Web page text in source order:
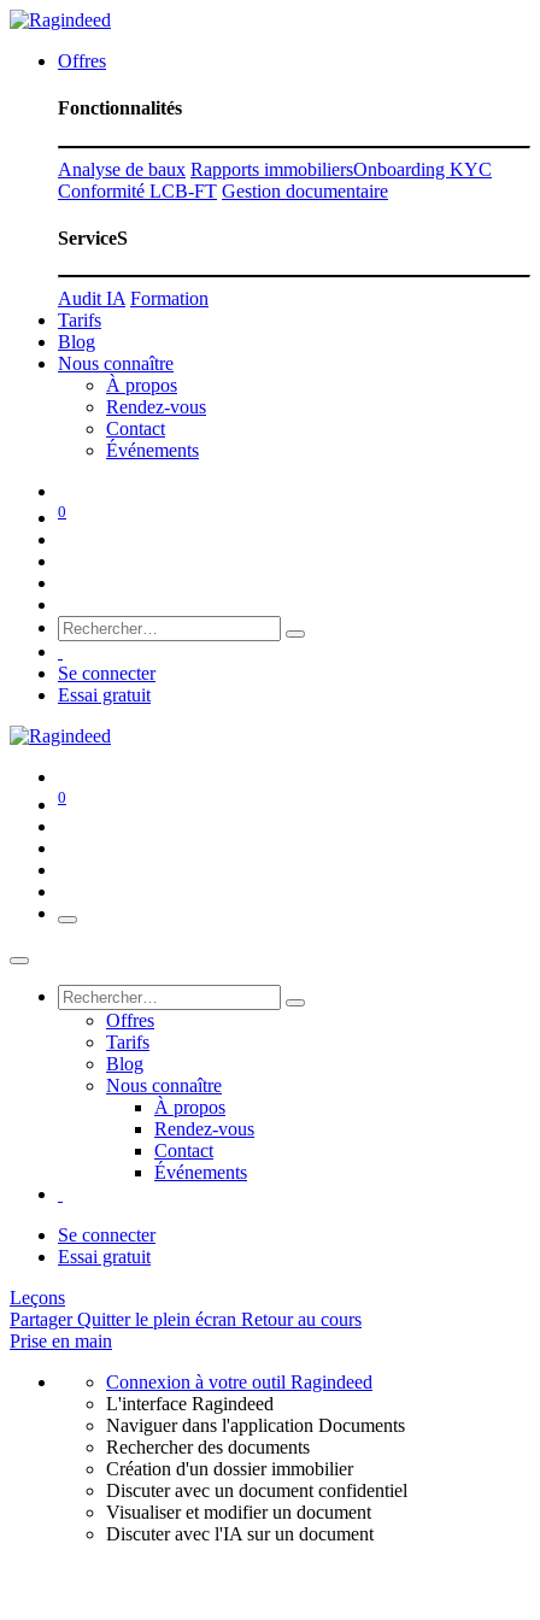
Offres
Fonctionnalités
Analyse de baux Rapports immobiliersOnboarding KYC
Conformité LCB-FT Gestion documentaire
ServiceS
Audit IA Formation
Tarifs
Blog
Nous connaître
À propos
Rendez-vous
Contact
Événements
0
Se connecter
Essai gratuit
0
Offres
Tarifs
Blog
Nous connaître
À propos
Rendez-vous
Contact
Événements
Se connecter
Essai gratuit
Leçons
Partager Quitter le plein écran Retour au cours
Prise en main
Connexion à votre outil Ragindeed
L'interface Ragindeed
Naviguer dans l'application Documents
Rechercher des documents
Création d'un dossier immobilier
Discuter avec un document confidentiel
Visualiser et modifier un document
Discuter avec l'IA sur un document